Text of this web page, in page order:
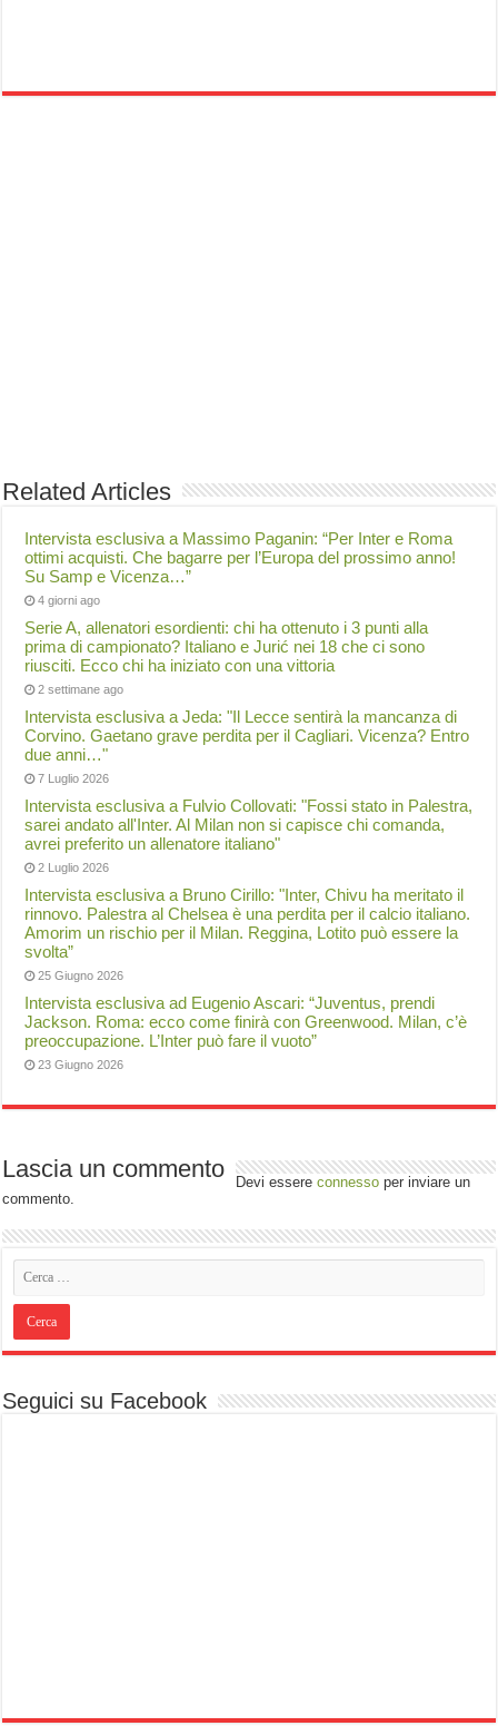
Related Articles
Intervista esclusiva a Massimo Paganin: “Per Inter e Roma
ottimi acquisti. Che bagarre per l’Europa del prossimo anno!
Su Samp e Vicenza…”
4 giorni ago
Serie A, allenatori esordienti: chi ha ottenuto i 3 punti alla
prima di campionato? Italiano e Jurić nei 18 che ci sono
riusciti. Ecco chi ha iniziato con una vittoria
2 settimane ago
Intervista esclusiva a Jeda: "Il Lecce sentirà la mancanza di
Corvino. Gaetano grave perdita per il Cagliari. Vicenza? Entro
due anni…"
7 Luglio 2026
Intervista esclusiva a Fulvio Collovati: "Fossi stato in Palestra,
sarei andato all'Inter. Al Milan non si capisce chi comanda,
avrei preferito un allenatore italiano"
2 Luglio 2026
Intervista esclusiva a Bruno Cirillo: "Inter, Chivu ha meritato il
rinnovo. Palestra al Chelsea è una perdita per il calcio italiano.
Amorim un rischio per il Milan. Reggina, Lotito può essere la
svolta”
25 Giugno 2026
Intervista esclusiva ad Eugenio Ascari: “Juventus, prendi
Jackson. Roma: ecco come finirà con Greenwood. Milan, c’è
preoccupazione. L’Inter può fare il vuoto”
23 Giugno 2026
Lascia un commento Devi essereconnesso per inviare un
commento.
Seguici su Facebook